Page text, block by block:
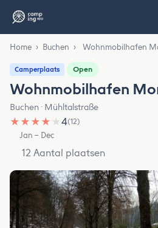
Home › Buchen › Wohnmobilhafen
Camperplaats Open
Wohnmobilhafen
Buchen · Mühltalstraße
★ ★ ★ ★ ★4(12)
Jan – Dec
12 Aantal plaatsen